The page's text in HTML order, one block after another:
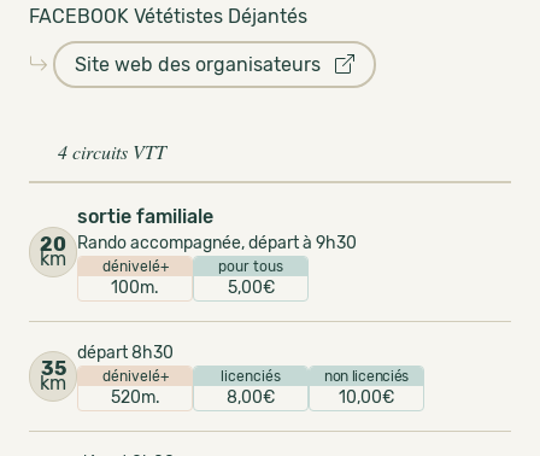
FACEBOOK Vététistes Déjantés
Site web des organisateurs
4 circuits VTT
20
km
sortie familiale
Rando accompagnée, départ à 9h30
dénivelé+
100m.
pour tous
5,00€
35
km
départ 8h30
dénivelé+
520m.
licenciés
8,00€
non licenciés
10,00€